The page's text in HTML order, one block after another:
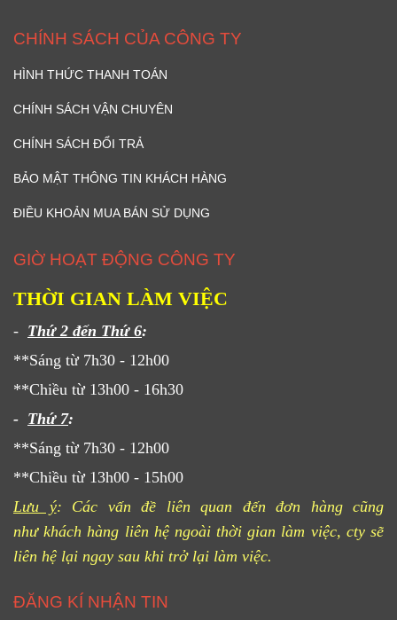
CHÍNH SÁCH CỦA CÔNG TY
HÌNH THỨC THANH TOÁN
CHÍNH SÁCH VẬN CHUYÊN
CHÍNH SÁCH ĐỔI TRẢ
BẢO MẬT THÔNG TIN KHÁCH HÀNG
ĐIỀU KHOẢN MUA BÁN SỬ DỤNG
GIỜ HOẠT ĐỘNG CÔNG TY
THỜI GIAN LÀM VIỆC
- Thứ 2 đến Thứ 6:
**Sáng từ 7h30 - 12h00
**Chiều từ 13h00 - 16h30
- Thứ 7:
**Sáng từ 7h30 - 12h00
**Chiều từ 13h00 - 15h00
Lưu ý: Các vấn đề liên quan đến đơn hàng cũng
như khách hàng liên hệ ngoài thời gian làm việc, cty sẽ
liên hệ lại ngay sau khi trở lại làm việc.
ĐĂNG KÍ NHẬN TIN